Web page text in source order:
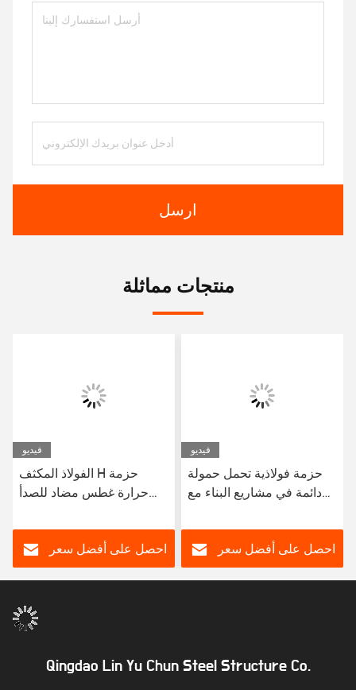
ارسل
منتجات مماثلة
فيديو
الفولاذ المكثف H حزمة
حرارة غطس مضاد للصدأ
احصل على أفضل سعر
فيديو
حزمة فولاذية تحمل حمولة
دائمة في مشاريع البناء مع
احصل على أفضل سعر
Qingdao Lin Yu Chun Steel Structure Co.